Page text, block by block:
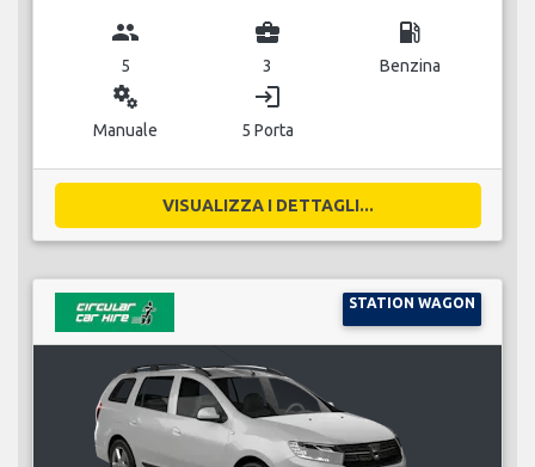
group
5
business_center
3
local_gas_station
Benzina
miscellaneous_services
Manuale
login
5 Porta
VISUALIZZA I DETTAGLI...
STATION WAGON